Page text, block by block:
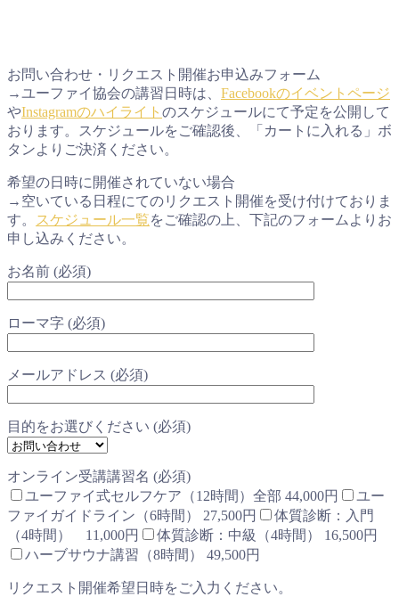
お問い合わせ・リクエスト開催お申込みフォーム
→ユーファイ協会の講習日時は、 Facebookのイベントページ
やInstagramのハイライト のスケジュールにて予定を公開して
おります。スケジュールをご確認後、「カートに入れる」ボ
タンよりご決済ください。
希望の日時に開催されていない場合
→空いている日程にてのリクエスト開催を受け付けておりま
す。
スケジュール一覧をご確認の上、下記のフォームよりお
申し込みください。
お名前 (必須)
ローマ字 (必須)
メールアドレス (必須)
目的をお選びください (必須)
オンライン受講講習名 (必須)
ユーファイ式セルフケア（12時間）全部 44,000円
ユー
ファイガイドライン（6時間） 27,500円
体質診断：入門
（4時間） 11,000円
体質診断：中級（4時間） 16,500円
ハーブサウナ講習（8時間） 49,500円
リクエスト開催希望日時をご入力ください。